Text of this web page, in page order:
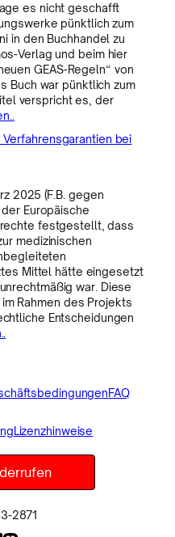
es nicht geschafft
pünktlich zum
in den Buchhandel zu
Verlag und beim hier
GEAS-Regeln“ von
Buch war pünktlich zum
verspricht es, der
bei
2025 (F.B. gegen
Europäische
festgestellt, dass
medizinischen
Mittel hätte eingesetzt
war. Diese
Rahmen des Projekts
Entscheidungen
FAQ
Lizenzhinweise
2871